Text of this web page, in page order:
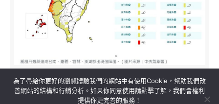
為了帶給你更好的瀏覽體驗我們的網站中有使用Cookie，幫助我們改
善網站的結構和行銷分析。如果你同意使用請點擊了解，我們會權利
提供你更完善的服務！